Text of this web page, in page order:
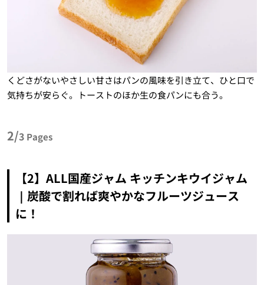
くどさがないやさしい甘さはパンの風味を引き立て、ひと口で
気持ちが安らぐ。トーストのほか生の食パンにも合う。
2/3 Pages
【2】ALL国産ジャム キッチンキウイジャム
｜炭酸で割れば爽やかなフルーツジュース
に！